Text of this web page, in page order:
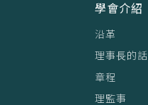
學會介紹
沿革
理事⻑的話
章程
理監事